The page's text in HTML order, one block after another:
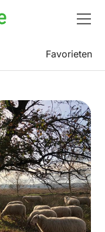
Favorieten